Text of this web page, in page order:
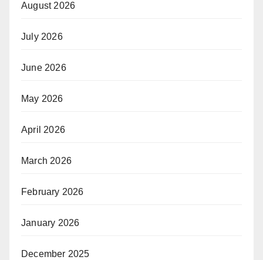
August 2026
July 2026
June 2026
May 2026
April 2026
March 2026
February 2026
January 2026
December 2025